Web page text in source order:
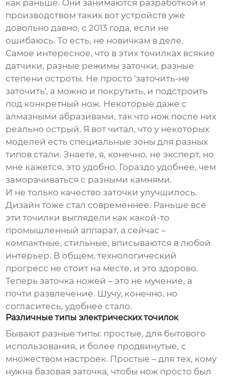
как раньше. Они занимаются разработкой и
производством таких вот устройств уже
довольно давно, с 2013 года, если не
ошибаюсь. То есть, не новичкам в деле.
Самое интересное, что в этих точилках всякие
датчики, разные режимы заточки, разные
степени остроты. Не просто 'заточить-не
заточить', а можно и покрутить, и подстроить
под конкретный нож. Некоторые даже с
алмазными абразивами, так что нож после них
реально острый. Я вот читал, что у некоторых
моделей есть специальные зоны для разных
типов стали. Знаете, я, конечно, не эксперт, но
мне кажется, это удобно. Гораздо удобнее, чем
заморачиваться с разными камнями.
И не только качество заточки улучшилось.
Дизайн тоже стал современнее. Раньше все
эти точилки выглядели как какой-то
промышленный аппарат, а сейчас –
компактные, стильные, вписываются в любой
интерьер. В общем, технологический
прогресс не стоит на месте, и это здорово.
Теперь заточка ножей – это не мучение, а
почти развлечение. Шучу, конечно, но
согласитесь, удобнее стало.
Различные типы электрических точилок
Бывают разные типы: простые, для бытового
использования, и более продвинутые, с
множеством настроек. Простые – для тех, кому
нужна базовая заточка, чтобы нож просто был